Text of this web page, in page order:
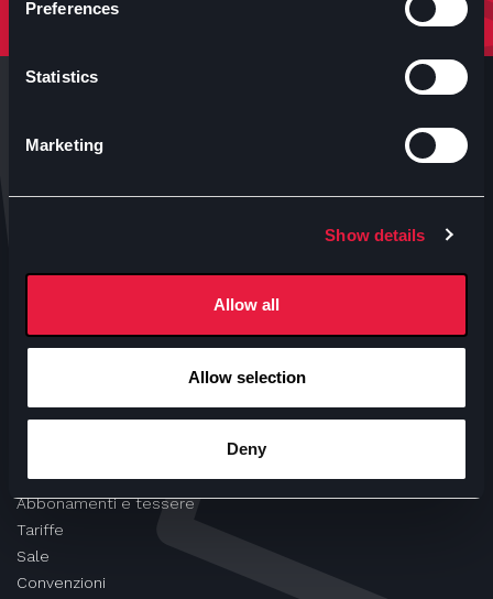
Preferences
Statistics
Marketing
Show details
Allow all
Allow selection
Deny
Accessibilità
CINEMA
Eventi e Rassegne
Abbonamenti e tessere
Tariffe
Sale
Convenzioni